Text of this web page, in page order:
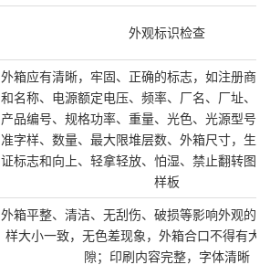
外观标识检查
外箱应有清晰，牢固、正确的标志，如注册商
和名称、电源额定电压、频率、厂名、厂址、
产品编号、规格功率、重量、光色、光源型号
准字样、数量、最大限堆层数、外箱尺寸，生
证标志和向上、轻拿轻放、怕湿、禁止翻转图
样板
外箱平整、清洁、无刮伤、破损等影响外观的
样大小一致，无色差现象，外箱合口不得有大
隙；印刷内容完整，字体清晰